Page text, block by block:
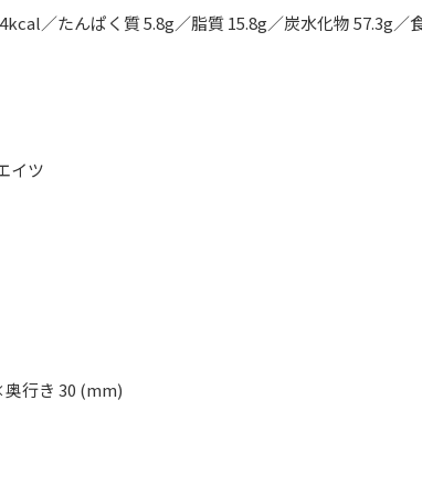
／たんぱく質 5.8g／脂質 15.8g／炭水化物 57.3g／
イツ
行き 30 (mm)